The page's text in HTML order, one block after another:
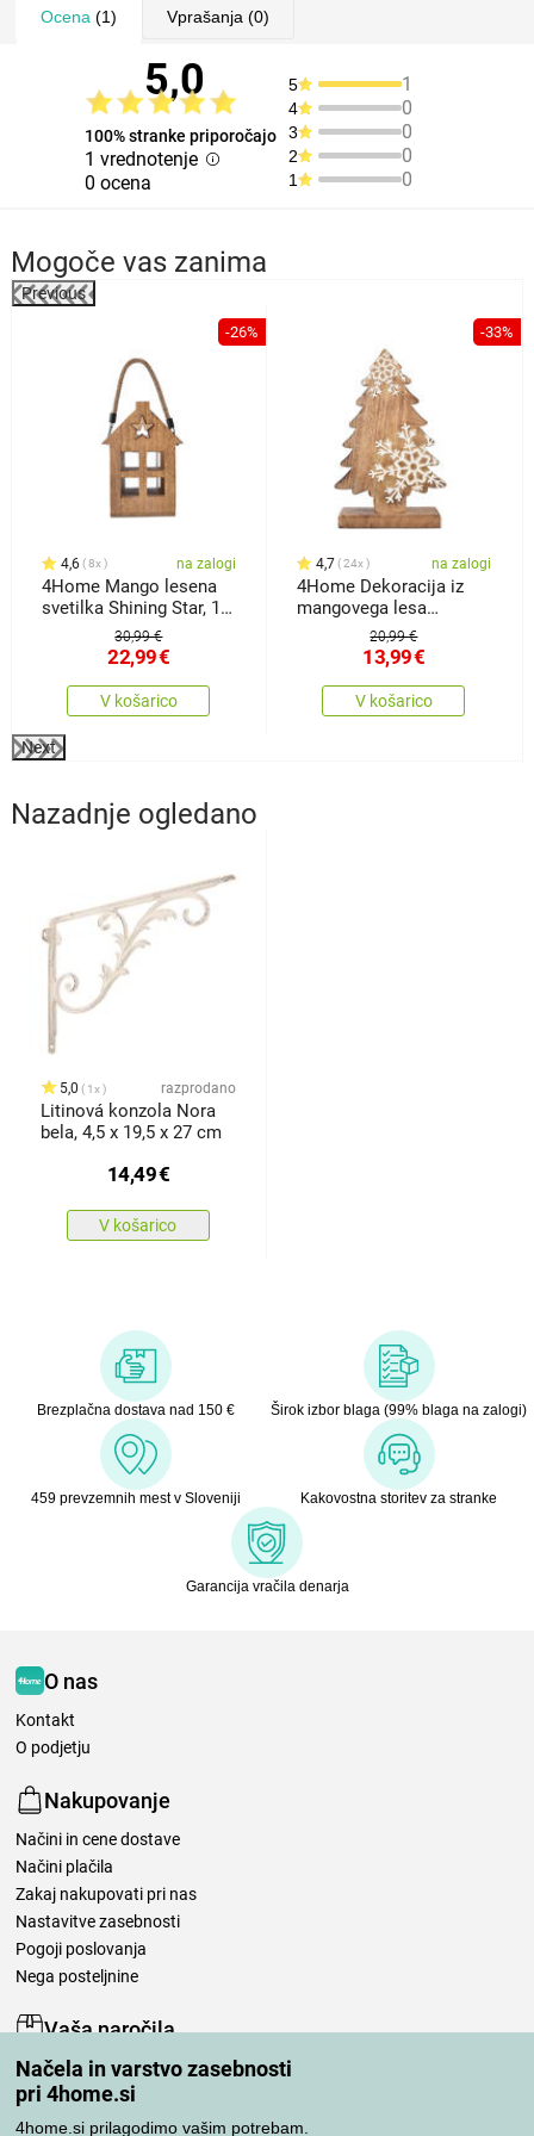
Načela in varstvo zasebnosti
pri 4home.si
4home.si prilagodimo vašim potrebam.
Ocena (1) Vprašanja (0)
5,0
100% stranke priporočajo
1 vrednotenje
0 ocena
5 1
4 0
3 0
2 0
1 0
Mogoče vas zanima
Previous
-26%
4,6 8x na zalogi
4Home Mango lesena
svetilka Shining Star, 18
x 15 x 25 cm30,99 €
22,99€
V košarico
-33%
4,7 24x na zalogi
4Home Dekoracija iz
mangovega lesa
Snežinka drevo, 33 cm
20,99 €
13,99€
V košarico
Next
Nazadnje ogledano
5,0 1x razprodano
Litinová konzola Nora
bela, 4,5 x 19,5 x 27 cm
14,49€
V košarico
Brezplačna dostava nad 150 € Širok izbor blaga (99% blaga na zalogi)
459 prevzemnih mest v Sloveniji Kakovostna storitev za stranke
Garancija vračila denarja
O nas
Kontakt
O podjetju
Nakupovanje
Načini in cene dostave
Načini plačila
Zakaj nakupovati pri nas
Nastavitve zasebnosti
Pogoji poslovanja
Nega posteljnine
Vaša naročila
Moj račun
Pregled naročil
Reklamacija